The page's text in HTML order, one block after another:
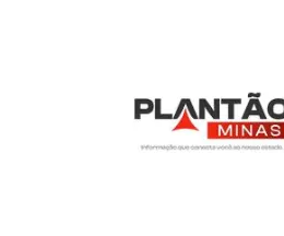
e finalizar a inscrição.
exclusivamente pela Página do
à isenção estudantes da
isentos devem